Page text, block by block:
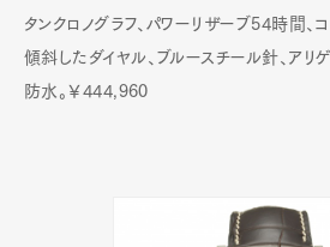
タンクロノグラフ、パワーリザーブ54時間、
傾斜したダイヤル、ブルースチール針、アリ
防水。￥444,960